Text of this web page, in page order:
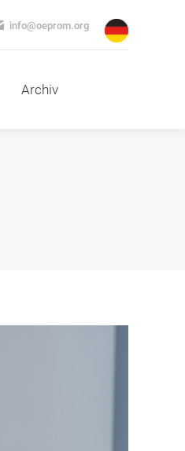
info@oeprom.org
Archiv